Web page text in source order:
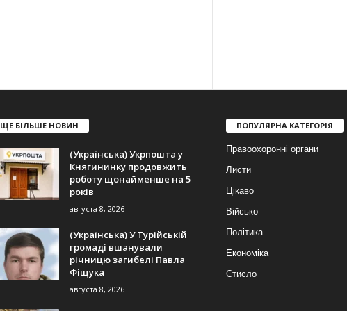
ЩЕ БІЛЬШЕ НОВИН
(Українська) Укрпошта у
Княгининку продовжить
роботу щонайменше на 5
років
августа 8, 2026
(Українська) У Турійській
громаді вшанували
річницю загибелі Павла
Фіщука
августа 8, 2026
ПОПУЛЯРНА КАТЕГОРІЯ
Правоохоронні органи
Листи
Цікаво
Військо
Політика
Економіка
Стисло